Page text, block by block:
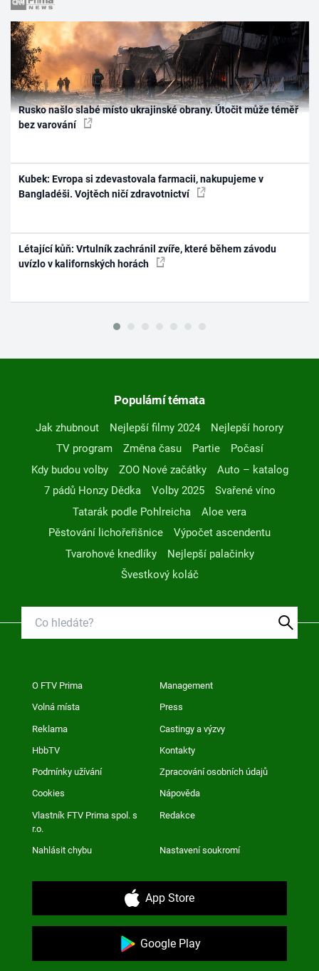
Rusko našlo slabé místo ukrajinské obrany. Útočit může téměř
bez varování
Kubek: Evropa si zdevastovala farmacii, nakupujeme v
Bangladéši. Vojtěch ničí zdravotnictví
Létající kůň: Vrtulník zachránil zvíře, které během závodu
uvízlo v kalifornských horách
Populární témata
Jak zhubnout Nejlepší filmy 2024
Nejlepší horory
TV program
Změna času Partie
Počasí
Kdy budou volby
ZOO Nové začátky
Auto – katalog
7 pádů Honzy Dědka
Volby 2025
Svařené víno
Tatarák podle Pohlreicha
Aloe vera
Pěstování lichořeřišnice
Výpočet ascendentu
Tvarohové knedlíky
Nejlepší palačinky
Švestkový koláč
O FTV Prima Management
Volná místa Press
Reklama Castingy a výzvy
HbbTV Kontakty
Podmínky užívání Zpracování osobních údajů
Cookies Nápověda
Vlastník FTV Prima spol. s
r.o.
Redakce
Nahlásit chybu Nastavení soukromí
App Store
Google Play